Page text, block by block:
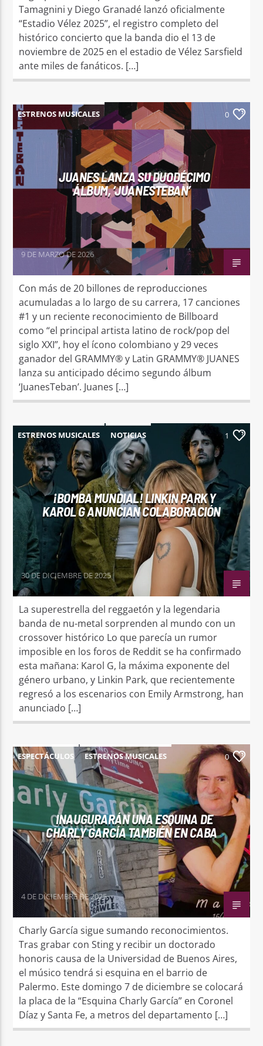
Tamagnini y Diego Granadé lanzó oficialmente
“Estadio Vélez 2025”, el registro completo del
histórico concierto que la banda dio el 13 de
noviembre de 2025 en el estadio de Vélez Sarsfield
ante miles de fanáticos. […]
ESTRENOS MUSICALES 0
JUANES LANZA SU DUODÉCIMO
ÁLBUM, ‘JUANESTEBAN’
9 DE MARZO DE 2026
Con más de 20 billones de reproducciones
acumuladas a lo largo de su carrera, 17 canciones
#1 y un reciente reconocimiento de Billboard
como “el principal artista latino de rock/pop del
siglo XXI”, hoy el ícono colombiano y 29 veces
ganador del GRAMMY® y Latin GRAMMY® JUANES
lanza su anticipado décimo segundo álbum
‘JuanesTeban’. Juanes […]
ESTRENOS MUSICALES NOTICIAS 1
¡BOMBA MUNDIAL! LINKIN PARK Y
KAROL G ANUNCIAN COLABORACIÓN
30 DE DICIEMBRE DE 2025
La superestrella del reggaetón y la legendaria
banda de nu-metal sorprenden al mundo con un
crossover histórico Lo que parecía un rumor
imposible en los foros de Reddit se ha confirmado
esta mañana: Karol G, la máxima exponente del
género urbano, y Linkin Park, que recientemente
regresó a los escenarios con Emily Armstrong, han
anunciado […]
ESPECTÁCULOS
ESTRENOS MUSICALES
NOTICIAS
0
INAUGURARÁN UNA ESQUINA DE
CHARLY GARCÍA TAMBIÉN EN CABA
4 DE DICIEMBRE DE 2025
Charly García sigue sumando reconocimientos.
Tras grabar con Sting y recibir un doctorado
honoris causa de la Universidad de Buenos Aires,
el músico tendrá si esquina en el barrio de
Palermo. Este domingo 7 de diciembre se colocará
la placa de la “Esquina Charly García” en Coronel
Díaz y Santa Fe, a metros del departamento […]